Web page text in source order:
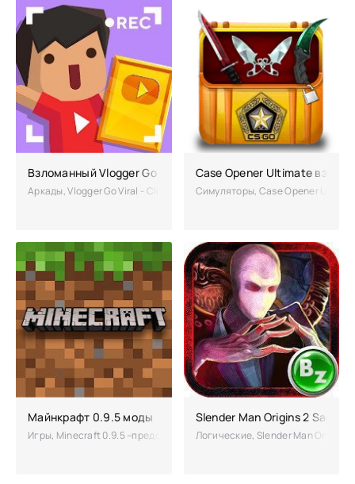
Взломанный Vlogger Go Viral - Clicker (Мод много денег)
Аркады, Vlogger Go Viral - Clicker – игра о популярной среди
Case Opener Ultimate
Симуляторы, Case Opener
Майнкрафт 0.9.5 моды
Игры, Minecraft 0.9.5 –представляет вниманию всех завзятых
Slender Man Origins 2 Saga
Логические, Slender Man Origins